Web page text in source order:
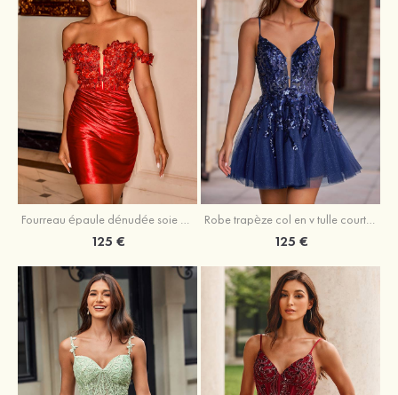
Fourreau épaule dénudée soie comme du satin courte/mini robe de fête de la rentrée
125 €
Robe trapèze col en v tulle courte/mini robe de fête de la rentrée avec poches paillettes
125 €